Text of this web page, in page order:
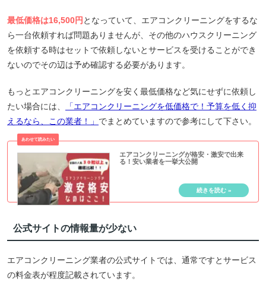
最低価格は16,500円 となっていて、エアコンクリーニングをするな
ら一台依頼すれば問題ありませんが、その他のハウスクリーニング
を依頼する時はセットで依頼しないとサービスを受けることができ
ないのでその辺は予め確認する必要があります。
もっとエアコンクリーニングを安く最低価格など気にせずに依頼し
たい場合には、
「エアコンクリーニングを低価格で！予算を低く抑
えるなら、この業者！」 でまとめていますので参考にして下さい。
エアコンクリーニングが格安・激安で出来
る！安い業者を一挙大公開
公式サイトの情報量が少ない
エアコンクリーニング業者の公式サイトでは、通常ですとサービス
の料金表が程度記載されています。